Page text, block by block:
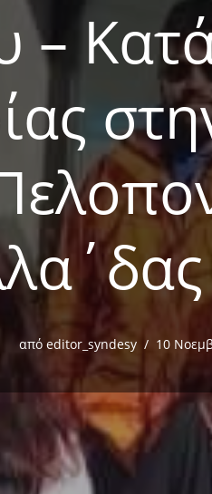
–
από editor_syndesy 10